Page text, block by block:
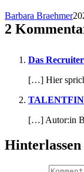
Barbara Braehmer
2
Das
[…] Hier
[…] Autor:in